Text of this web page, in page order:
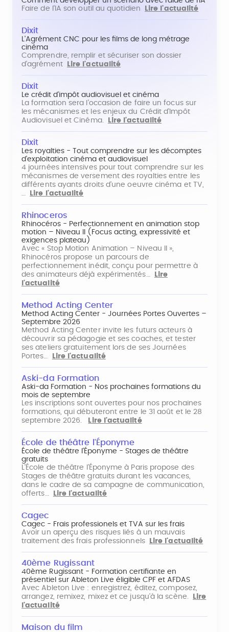
Faire de l'IA son outil au quotidien
Lire l'actualité
Dixit
L'Agrément CNC pour les films de long métrage
cinéma
Comprendre, remplir et sécuriser son dossier
d'agrément
Lire l'actualité
Dixit
Le crédit d'impôt audiovisuel et cinéma
La formation sera l'occasion de faire un focus sur
les mécanismes et les enjeux du Crédit d'Impôt
Audiovisuel et Cinéma.
Lire l'actualité
Dixit
Les royalties - Tout comprendre sur les décomptes
d'exploitation cinéma et audiovisuel
4 journées intensives pour tout comprendre sur les
mécanismes de versement des royalties entre les
différents ayants droits d'une oeuvre cinéma et TV,
…
Lire l'actualité
Rhinoceros
Rhinocéros - Perfectionnement en animation stop
motion – Niveau II (Focus acting, expressivité et
exigences plateau)
Avec « Stop Motion Animation – Niveau II »,
Rhinocéros propose un parcours de
perfectionnement inédit, conçu pour permettre à
des animateurs déjà expérimentés…
Lire
l'actualité
Method Acting Center
Method Acting Center - Journées Portes Ouvertes –
Septembre 2026
Method Acting Center invite les futurs acteurs à
découvrir sa pédagogie et ses coaches, et tester
ses ateliers gratuitement lors de ses Journées
Portes…
Lire l'actualité
Aski-da Formation
Aski-da Formation - Nos prochaines formations du
mois de septembre
Les inscriptions sont ouvertes pour nos prochaines
formations, qui débuteront entre le 31 août et le 28
septembre 2026.
Lire l'actualité
École de théâtre l'Éponyme
École de théâtre l'Éponyme - Stages de théâtre
gratuits
L'École de théâtre l'Éponyme à Paris propose des
Stages de théâtre gratuits durant les vacances,
dans le cadre de sa campagne de communication,
offerts…
Lire l'actualité
Cagec
Cagec - Frais professionels et TVA sur les frais
Avoir un aperçu des risques liés à un mauvais
traitement des frais professionnels
Lire l'actualité
40ème Rugissant
40ème Rugissant - Formation certifiante en
présentiel sur Ableton Live éligible CPF et AFDAS
Avec Ableton Live : enregistrez, éditez, composez,
arrangez, remixez, mixez et ce jusqu'à la scène.
Lire
l'actualité
Maison du film